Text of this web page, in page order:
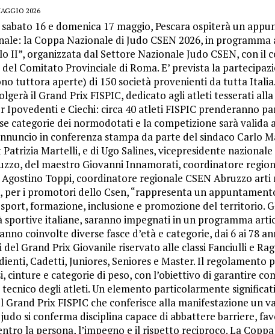
2026
16 e domenica 17 maggio, Pescara ospiterà un
la Coppa Nazionale di Judo CSEN 2026, in
II”, organizzata dal Settore Nazionale Judo CSEN, con il
Comitato Provinciale di Roma. E’ prevista la
tuttora aperte) di 150 società provenienti da tutta
il Grand Prix FISPIC, dedicato agli atleti tesserati
Ipovedenti e Ciechi: circa 40 atleti FISPIC prenderanno
categorie dei normodotati e la competizione sarà valida
in conferenza stampa da parte del sindaco Carlo
Martelli, e di Ugo Salines, vicepresidente nazionale
del maestro Giovanni Innamorati, coordinatore
Toppi, coordinatore regionale CSEN Abruzzo arti
per i promotori dello Csen, “rappresenta un
sport, formazione, inclusione e promozione del territorio.
sportive italiane, saranno impegnati in un programma
coinvolte diverse fasce d’età e categorie, dai 6 ai 78
Grand Prix Giovanile riservato alle classi Fanciulli e
Cadetti, Juniores, Seniores e Master. Il regolamento
cinture e categorie di peso, con l’obiettivo di garantire
degli atleti. Un elemento particolarmente
Grand Prix FISPIC che conferisce alla manifestazione un
si conferma disciplina capace di abbattere barriere,
la persona, l’impegno e il rispetto reciproco. La